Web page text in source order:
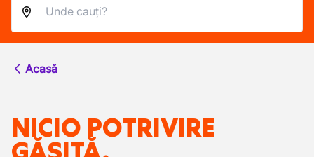
Acasă
NICIO POTRIVIRE